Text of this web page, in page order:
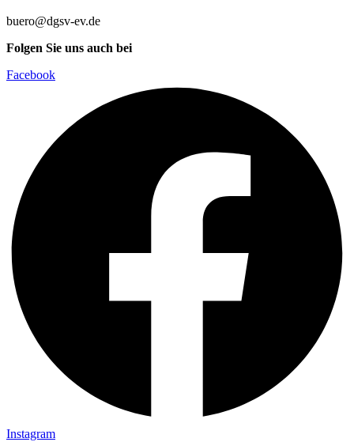
buero@dgsv-ev.de
Folgen Sie uns auch bei
Facebook
Instagram